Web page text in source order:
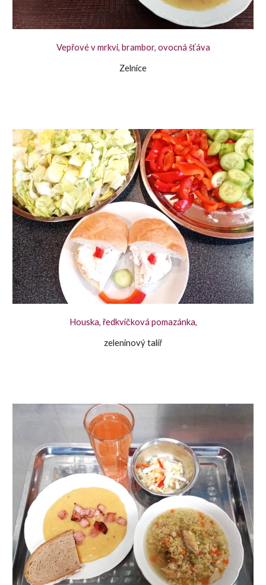
Vepřové v mrkvi, brambor, ovocná šťáva
Zelnice
Houska, ředkvičková pomazánka,
zeleninový talíř